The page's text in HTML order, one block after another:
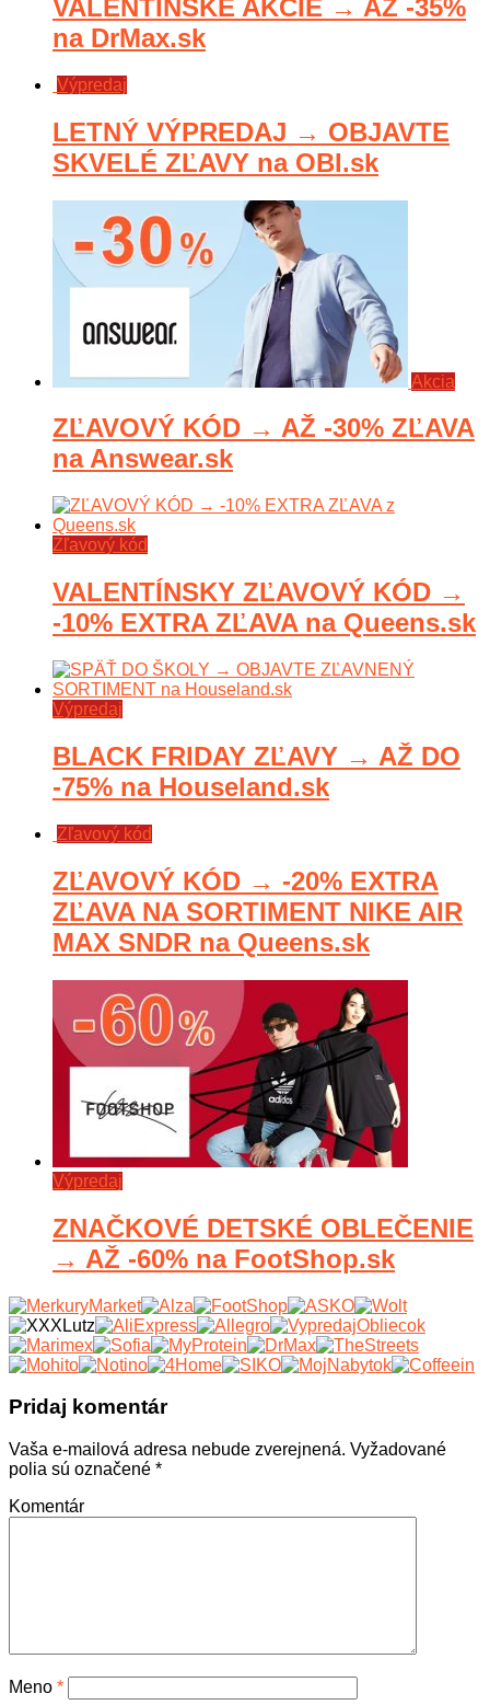
VALENTÍNSKE AKCIE → AŽ -35%
na DrMax.sk
Výpredaj
LETNÝ VÝPREDAJ → OBJAVTE
SKVELÉ ZĽAVY na OBI.sk
Akcia
ZĽAVOVÝ KÓD → AŽ -30% ZĽAVA
na Answear.sk
Zľavový kód
VALENTÍNSKY ZĽAVOVÝ KÓD →
-10% EXTRA ZĽAVA na Queens.sk
Výpredaj
BLACK FRIDAY ZĽAVY → AŽ DO
-75% na Houseland.sk
Zľavový kód
ZĽAVOVÝ KÓD → -20% EXTRA
ZĽAVA NA SORTIMENT NIKE AIR
MAX SNDR na Queens.sk
Výpredaj
ZNAČKOVÉ DETSKÉ OBLEČENIE
→ AŽ -60% na FootShop.sk
Pridaj komentár
Vaša e-mailová adresa nebude zverejnená. Vyžadované
polia sú označené *
Komentár
Meno *